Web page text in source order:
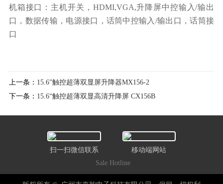
机箱接口：主机开关，HDMI,VGA,升降屏中控输入/输出
口，数据传输，电源接口，话筒中控输入/输出口，话筒接
口
上一条： 15.6”触控超薄双显屏升降器MX156-2
下一条： 15.6“触控超薄双显高清升降屏 CX156B
扫一扫微信联系
移动端网站
Sale Hotline